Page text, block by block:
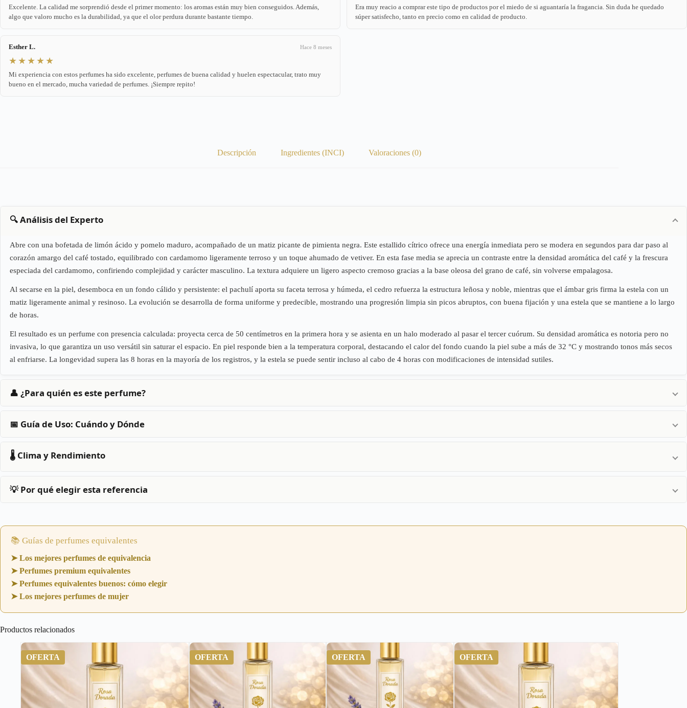
Excelente. La calidad me sorprendió desde el primer momento: los aromas están muy bien conseguidos. Además,
algo que valoro mucho es la durabilidad, ya que el olor perdura durante bastante tiempo.
Era muy reacio a comprar este tipo de productos por el miedo de si aguantaría la fragancia. Sin duda he quedado
súper satisfecho, tanto en precio como en calidad de producto.
Esther L. Hace 8 meses
★★★★★
Mi experiencia con estos perfumes ha sido excelente, perfumes de buena calidad y huelen espectacular, trato muy
bueno en el mercado, mucha variedad de perfumes. ¡Siempre repito!
Descripción Ingredientes (INCI) Valoraciones (0)
🔍 Análisis del Experto
Abre con una bofetada de limón ácido y pomelo maduro, acompañado de un matiz picante de pimienta negra. Este estallido cítrico ofrece una energía inmediata pero se modera en segundos para dar paso al
corazón amargo del café tostado, equilibrado con cardamomo ligeramente terroso y un toque ahumado de vetiver. En esta fase media se aprecia un contraste entre la densidad aromática del café y la frescura
especiada del cardamomo, confiriendo complejidad y carácter masculino. La textura adquiere un ligero aspecto cremoso gracias a la base oleosa del grano de café, sin volverse empalagosa.
Al secarse en la piel, desemboca en un fondo cálido y persistente: el pachulí aporta su faceta terrosa y húmeda, el cedro refuerza la estructura leñosa y noble, mientras que el ámbar gris firma la estela con un
matiz ligeramente animal y resinoso. La evolución se desarrolla de forma uniforme y predecible, mostrando una progresión limpia sin picos abruptos, con buena fijación y una estela que se mantiene a lo largo
de horas.
El resultado es un perfume con presencia calculada: proyecta cerca de 50 centímetros en la primera hora y se asienta en un halo moderado al pasar el tercer cuórum. Su densidad aromática es notoria pero no
invasiva, lo que garantiza un uso versátil sin saturar el espacio. En piel responde bien a la temperatura corporal, destacando el calor del fondo cuando la piel sube a más de 32 °C y mostrando tonos más secos
al enfriarse. La longevidad supera las 8 horas en la mayoría de los registros, y la estela se puede sentir incluso al cabo de 4 horas con modificaciones de intensidad sutiles.
👤 ¿Para quién es este perfume?
📅 Guía de Uso: Cuándo y Dónde
🌡️ Clima y Rendimiento
💡 Por qué elegir esta referencia
📚 Guías de perfumes equivalentes
➤ Los mejores perfumes de equivalencia
➤ Perfumes premium equivalentes
➤ Perfumes equivalentes buenos: cómo elegir
➤ Los mejores perfumes de mujer
Productos relacionados
OFERTA OFERTA OFERTA OFERTA